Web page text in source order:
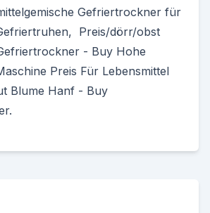
Gefriertrockner für
Preis/dörr/obst
- Buy Hohe
Preis Für Lebensmittel
Blume Hanf - Buy